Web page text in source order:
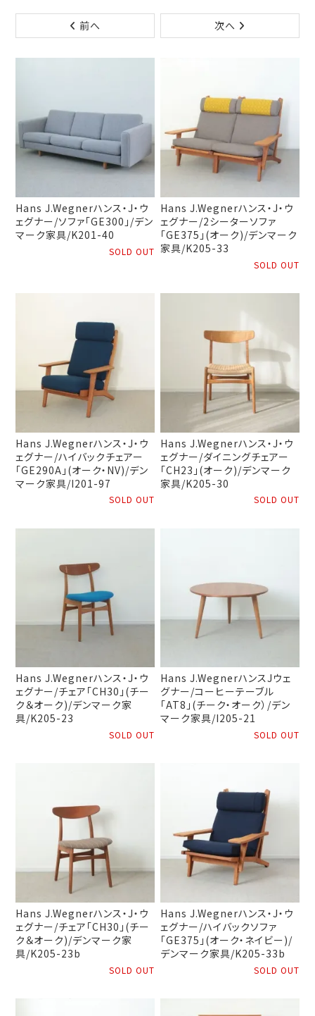
前へ 次へ
Hans J.Wegnerハンス・J・ウ
ェグナー/ソファ「GE300」/デン
マーク家具/K201-40
SOLD OUT
Hans J.Wegnerハンス・J・ウ
ェグナー/2シーターソファ
「GE375」(オーク)/デンマーク
家具/K205-33
SOLD OUT
Hans J.Wegnerハンス・J・ウ
ェグナー/ハイバックチェアー
「GE290A」(オーク・NV)/デン
マーク家具/I201-97
SOLD OUT
Hans J.Wegnerハンス・J・ウ
ェグナー/ダイニングチェアー
「CH23」(オーク)/デンマーク
家具/K205-30
SOLD OUT
Hans J.Wegnerハンス・J・ウ
ェグナー/チェア「CH30」(チー
ク＆オーク)/デンマーク家
具/K205-23
SOLD OUT
Hans J.WegnerハンスJウェ
グナー/コーヒーテーブル
「AT8」(チーク・オーク）/デン
マーク家具/I205-21
SOLD OUT
Hans J.Wegnerハンス・J・ウ
ェグナー/チェア「CH30」(チー
ク＆オーク)/デンマーク家
具/K205-23b
SOLD OUT
Hans J.Wegnerハンス・J・ウ
ェグナー/ハイバックソファ
「GE375」(オーク・ネイビー)/
デンマーク家具/K205-33b
SOLD OUT